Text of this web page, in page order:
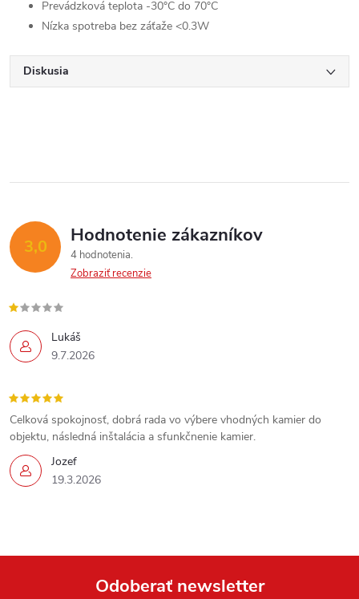
Prevádzková teplota -30°C do 70°C
Nízka spotreba bez záťaže <0.3W
Diskusia
3,0 Hodnotenie zákazníkov
4 hodnotenia
Zobraziť recenzie
Lukáš
9.7.2026
Jozef
19.3.2026
Celková spokojnosť, dobrá rada vo výbere vhodných kamier do
objektu, následná inštalácia a sfunkčnenie kamier.
Odoberať newsletter